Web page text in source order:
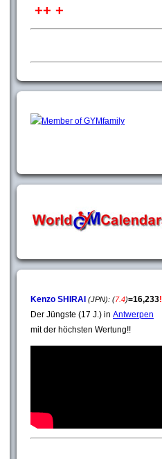
++ +
Kenzo SHIRAI (JPN): (7.4)=16,233!
Der Jüngste (17 J.) in Antwerpen
mit der höchsten Wertung!!